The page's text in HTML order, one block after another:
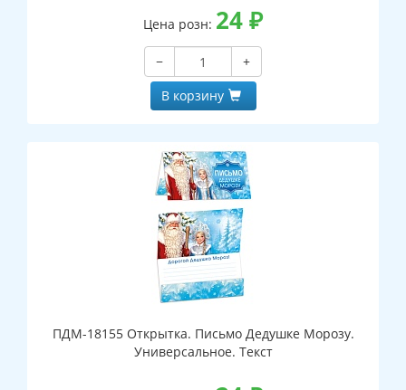
Цена розн: 24₽
−
+
В корзину
ПДМ-18155 Открытка. Письмо Дедушке Морозу.
Универсальное. Текст